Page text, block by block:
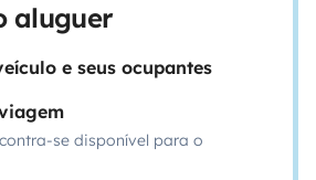
aluguer
e seus ocupantes
se disponível para o